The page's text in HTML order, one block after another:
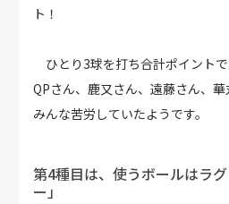
ト！
ひとり3球を打ち合計ポイントで
QPさん、鹿又さん、遠藤さん、
みんな苦労していたようです。
第4種目は、使うボールはラ
ー」